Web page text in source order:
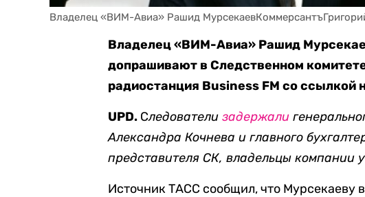
Владелец «ВИМ-Авиа» Рашид
Владелец «ВИМ-Авиа» Рашид
допрашивают в Следственном
радиостанция Business FM со ссылкой
UPD. Следователизадержали
Александра Кочнева и главного
представителя СК, владельцы компании
Источник ТАСС сообщил, что Мурсекаеву